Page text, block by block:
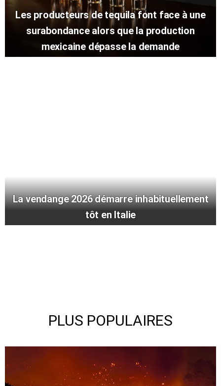
Les producteurs de tequila font face à une
surabondance alors que la production
mexicaine dépasse la demande
La vendange 2026 démarre inhabituellement
tôt en Italie
PLUS POPULAIRES